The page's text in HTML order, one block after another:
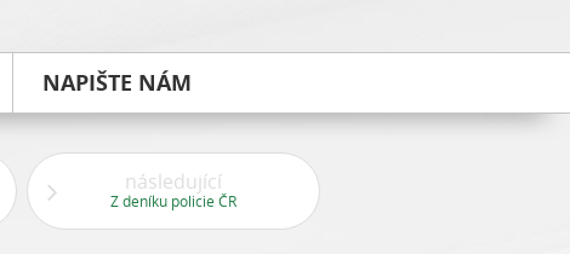
NAPIŠTE NÁM
následující
Z deníku policie ČR